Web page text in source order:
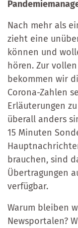
Nach mehr als
zieht eine
können und
hören. Zur
bekommen wir
Corona-Zahlen
Erläuterungen
überall anders
15 Minuten
brauchen, sind
Übertragungen
verfügbar.
Warum bleiben
Newsportalen?